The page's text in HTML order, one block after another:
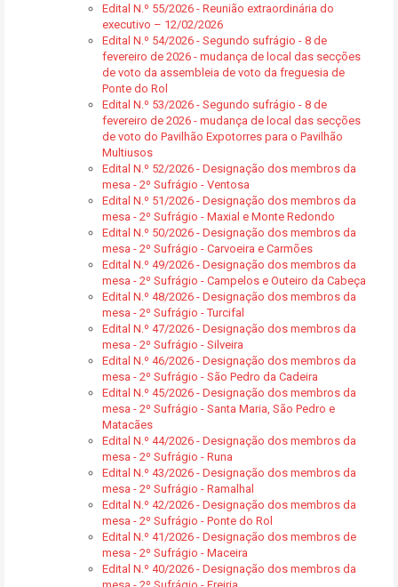
Edital N.º 55/2026 - Reunião extraordinária do
executivo – 12/02/2026
Edital N.º 54/2026 - Segundo sufrágio - 8 de
fevereiro de 2026 - mudança de local das secções
de voto da assembleia de voto da freguesia de
Ponte do Rol
Edital N.º 53/2026 - Segundo sufrágio - 8 de
fevereiro de 2026 - mudança de local das secções
de voto do Pavilhão Expotorres para o Pavilhão
Multiusos
Edital N.º 52/2026 - Designação dos membros da
mesa - 2º Sufrágio - Ventosa
Edital N.º 51/2026 - Designação dos membros da
mesa - 2º Sufrágio - Maxial e Monte Redondo
Edital N.º 50/2026 - Designação dos membros da
mesa - 2º Sufrágio - Carvoeira e Carmões
Edital N.º 49/2026 - Designação dos membros da
mesa - 2º Sufrágio - Campelos e Outeiro da Cabeça
Edital N.º 48/2026 - Designação dos membros da
mesa - 2º Sufrágio - Turcifal
Edital N.º 47/2026 - Designação dos membros da
mesa - 2º Sufrágio - Silveira
Edital N.º 46/2026 - Designação dos membros da
mesa - 2º Sufrágio - São Pedro da Cadeira
Edital N.º 45/2026 - Designação dos membros da
mesa - 2º Sufrágio - Santa Maria, São Pedro e
Matacães
Edital N.º 44/2026 - Designação dos membros da
mesa - 2º Sufrágio - Runa
Edital N.º 43/2026 - Designação dos membros da
mesa - 2º Sufrágio - Ramalhal
Edital N.º 42/2026 - Designação dos membros da
mesa - 2º Sufrágio - Ponte do Rol
Edital N.º 41/2026 - Designação dos membros de
mesa - 2º Sufrágio - Maceira
Edital N.º 40/2026 - Designação dos membros da